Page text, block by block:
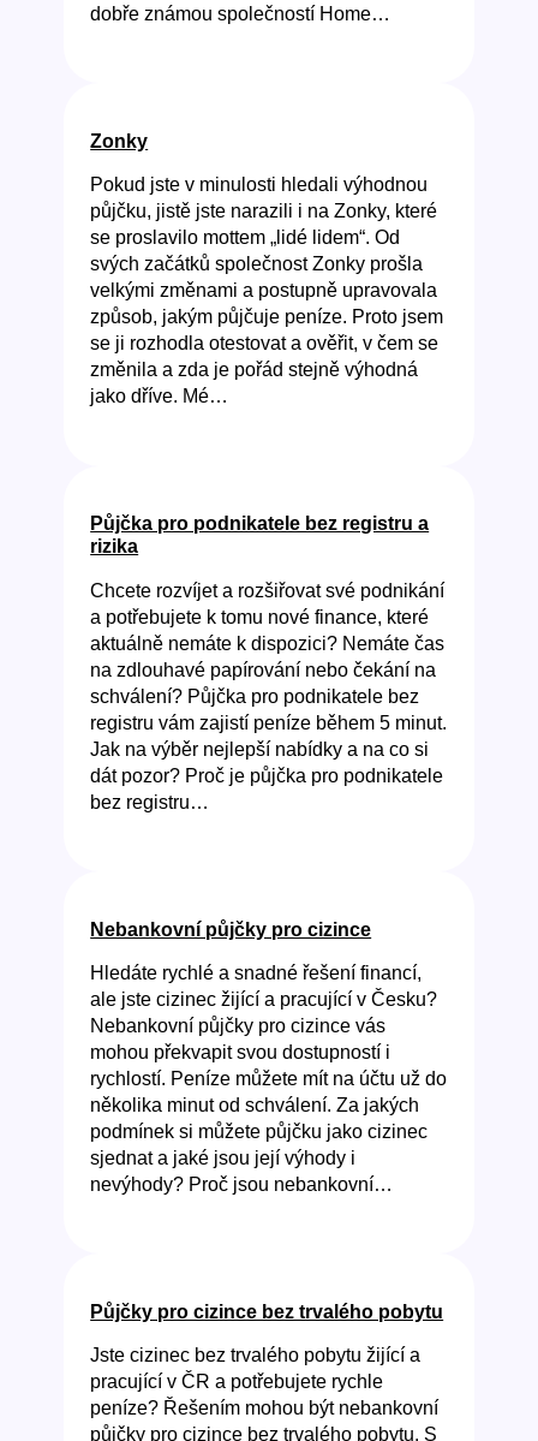
dobře známou společností Home…
Zonky
Pokud jste v minulosti hledali výhodnou
půjčku, jistě jste narazili i na Zonky, které
se proslavilo mottem „lidé lidem“. Od
svých začátků společnost Zonky prošla
velkými změnami a postupně upravovala
způsob, jakým půjčuje peníze. Proto jsem
se ji rozhodla otestovat a ověřit, v čem se
změnila a zda je pořád stejně výhodná
jako dříve. Mé…
Půjčka pro podnikatele bez registru a
rizika
Chcete rozvíjet a rozšiřovat své podnikání
a potřebujete k tomu nové finance, které
aktuálně nemáte k dispozici? Nemáte čas
na zdlouhavé papírování nebo čekání na
schválení? Půjčka pro podnikatele bez
registru vám zajistí peníze během 5 minut.
Jak na výběr nejlepší nabídky a na co si
dát pozor? Proč je půjčka pro podnikatele
bez registru…
Nebankovní půjčky pro cizince
Hledáte rychlé a snadné řešení financí,
ale jste cizinec žijící a pracující v Česku?
Nebankovní půjčky pro cizince vás
mohou překvapit svou dostupností i
rychlostí. Peníze můžete mít na účtu už do
několika minut od schválení. Za jakých
podmínek si můžete půjčku jako cizinec
sjednat a jaké jsou její výhody i
nevýhody? Proč jsou nebankovní…
Půjčky pro cizince bez trvalého pobytu
Jste cizinec bez trvalého pobytu žijící a
pracující v ČR a potřebujete rychle
peníze? Řešením mohou být nebankovní
půjčky pro cizince bez trvalého pobytu. S